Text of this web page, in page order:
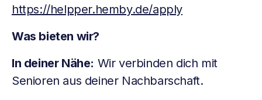
https://helpper.hemby.de/apply
Was bieten wir?
In deiner Nähe: Wir verbinden dich mit
Senioren aus deiner Nachbarschaft.